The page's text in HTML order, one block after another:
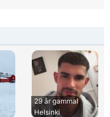
29 år gammal
Helsinki